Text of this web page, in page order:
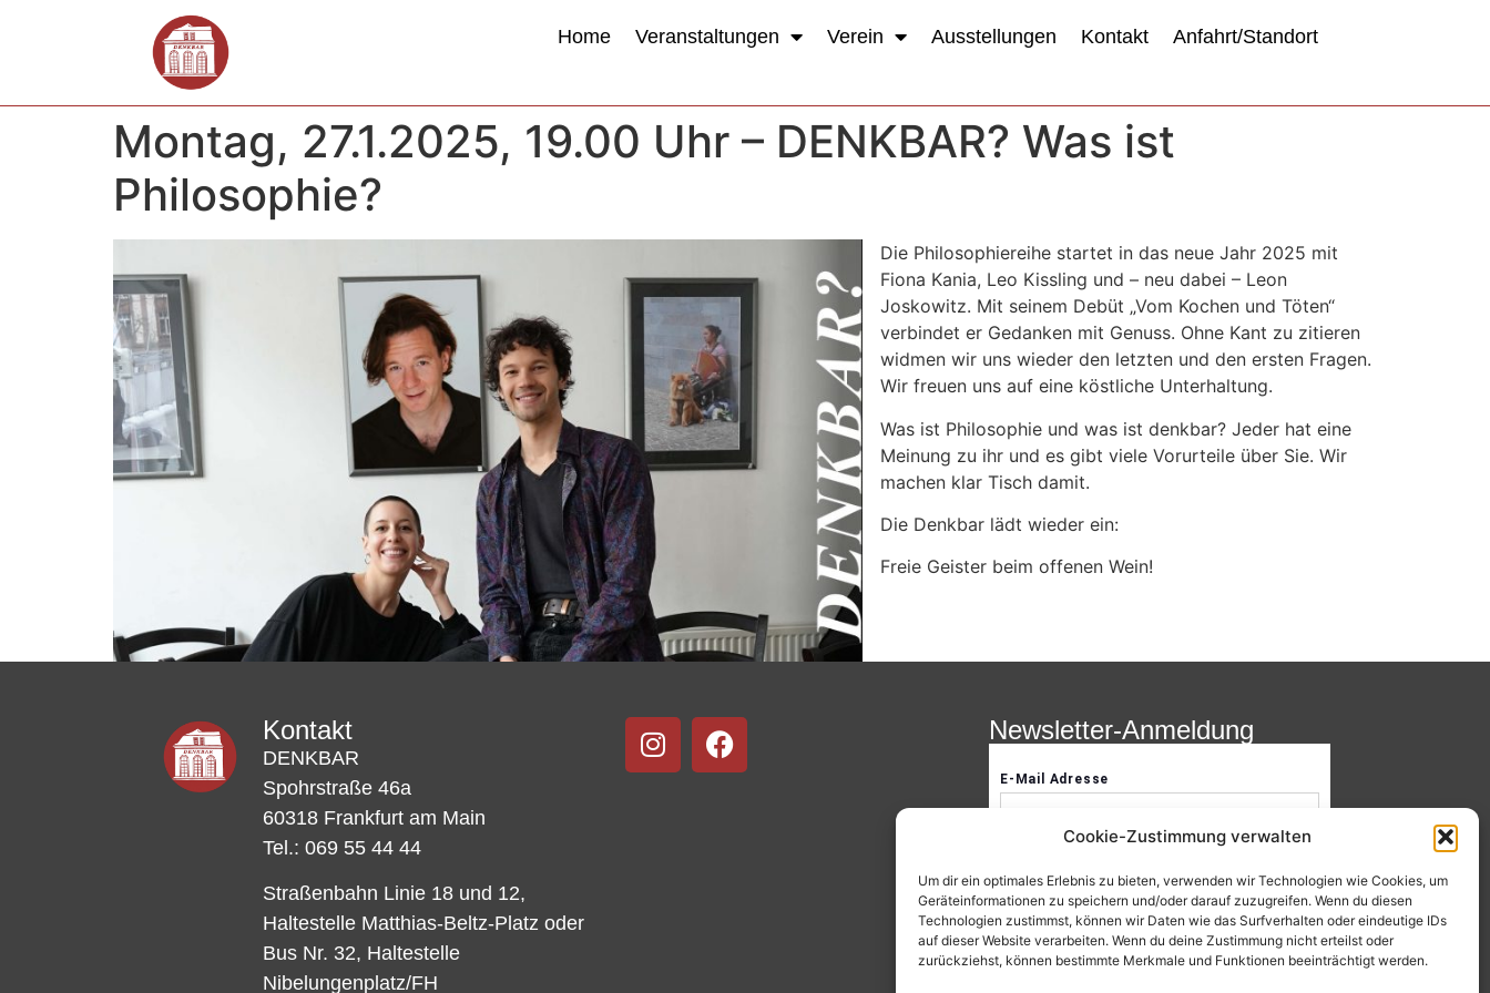
Cookie-Zustimmung verwalten
Um dir ein optimales Erlebnis zu bieten, verwenden wir Technologien wie Cookies, um
Geräteinformationen zu speichern und/oder darauf zuzugreifen. Wenn du diesen
Technologien zustimmst, können wir Daten wie das Surfverhalten oder eindeutige IDs
auf dieser Website verarbeiten. Wenn du deine Zustimmung nicht erteilst oder
zurückziehst, können bestimmte Merkmale und Funktionen beeinträchtigt werden.
Home Veranstaltungen Verein Ausstellungen Kontakt Anfahrt/Standort
Montag, 27.1.2025, 19.00 Uhr – DENKBAR? Was ist
Philosophie?
Die Philosophiereihe startet in das neue Jahr 2025 mit
Fiona Kania, Leo Kissling und – neu dabei – Leon
Joskowitz. Mit seinem Debüt „Vom Kochen und Töten“
verbindet er Gedanken mit Genuss. Ohne Kant zu zitieren
widmen wir uns wieder den letzten und den ersten Fragen.
Wir freuen uns auf eine köstliche Unterhaltung.
Was ist Philosophie und was ist denkbar? Jeder hat eine
Meinung zu ihr und es gibt viele Vorurteile über Sie. Wir
machen klar Tisch damit.
Die Denkbar lädt wieder ein:
Freie Geister beim offenen Wein!
Kontakt
DENKBAR
Spohrstraße 46a
60318 Frankfurt am Main
Tel.: 069 55 44 44
Straßenbahn Linie 18 und 12,
Haltestelle Matthias-Beltz-Platz oder
Bus Nr. 32, Haltestelle
Nibelungenplatz/FH
Newsletter-Anmeldung